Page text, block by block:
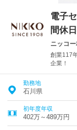
電子
間休
ニッコ
創業117
企業！
勤務地
石川県
初年度年収
402万～489万円